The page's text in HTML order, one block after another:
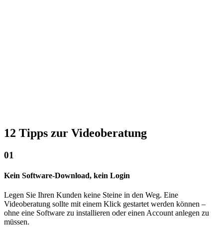
12 Tipps zur Videoberatung
01
Kein Software-Download, kein Login
Legen Sie Ihren Kunden keine Steine in den Weg. Eine
Videoberatung sollte mit einem Klick gestartet werden können –
ohne eine Software zu installieren oder einen Account anlegen zu
müssen.